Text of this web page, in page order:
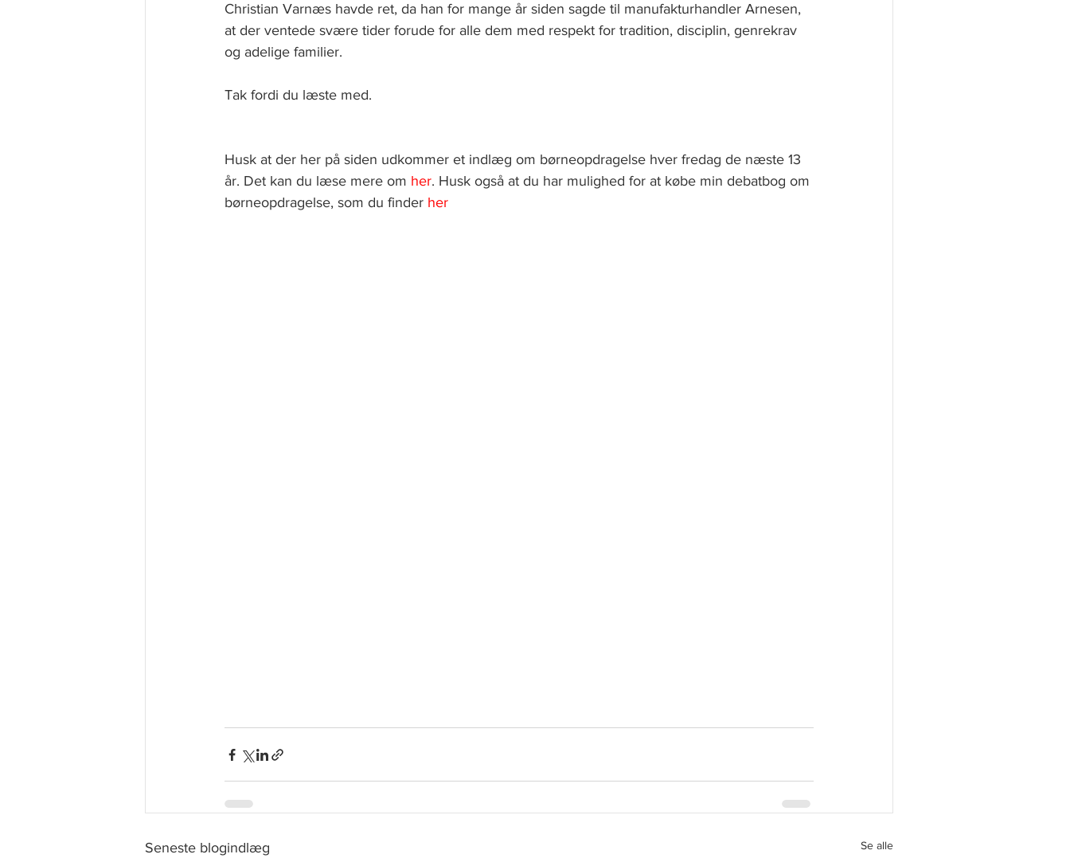
Christian Varnæs havde ret, da han for mange år siden sagde til manufakturhandler Arnesen,
at der ventede svære tider forude for alle dem med respekt for tradition, disciplin, genrekrav
og adelige familier.
Tak fordi du læste med.
Husk at der her på siden udkommer et indlæg om børneopdragelse hver fredag de næste 13
år. Det kan du læse mere om her. Husk også at du har mulighed for at købe min debatbog om
børneopdragelse, som du finder her
Seneste blogindlæg Se alle